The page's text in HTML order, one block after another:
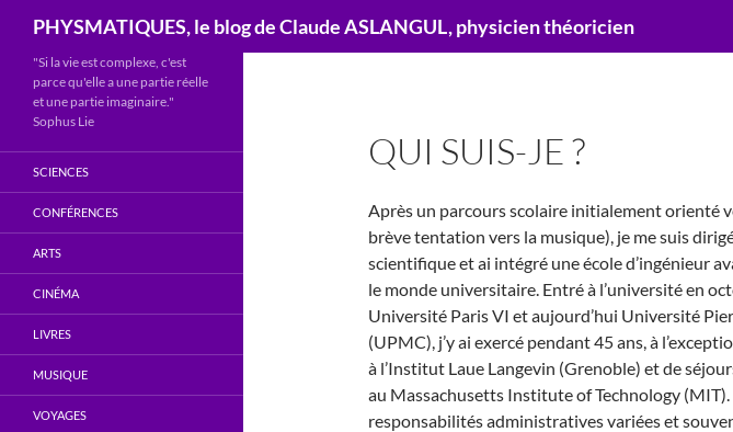
PHYSMATIQUES, le blog de Claude ASLANGUL, physicien théoricien
QUI SUIS-JE ?
Après un parcours scolaire initialement orienté
brève tentation vers la musique), je me suis
scientifique et ai intégré une école d’ingénieur
le monde universitaire. Entré à l’université en
Université Paris VI et aujourd’hui Université
(UPMC), j’y ai exercé pendant 45 ans, à
à l’Institut Laue Langevin (Grenoble) et de
au Massachusetts Institute of Technology
responsabilités administratives variées et
"Si la vie est complexe, c'est
parce qu'elle a une partie réelle
et une partie imaginaire."
Sophus Lie
SCIENCES
CONFÉRENCES
ARTS
CINÉMA
LIVRES
MUSIQUE
VOYAGES